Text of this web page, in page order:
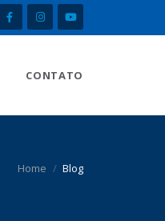
CONTATO
Home Blog